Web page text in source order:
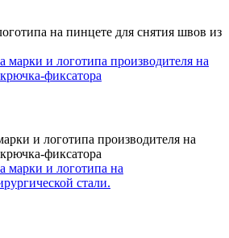
на пинцете для снятия швов из
и логотипа производителя на
фиксатора